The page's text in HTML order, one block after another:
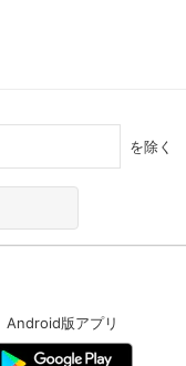
を除く
Android版アプリ